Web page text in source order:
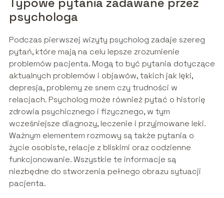
psychologa
Podczas pierwszej wizyty psycholog zadaje szereg
pytań, które mają na celu lepsze zrozumienie
problemów pacjenta. Mogą to być pytania dotyczące
aktualnych problemów i objawów, takich jak lęki,
depresja, problemy ze snem czy trudności w
relacjach. Psycholog może również pytać o historię
zdrowia psychicznego i fizycznego, w tym
wcześniejsze diagnozy, leczenie i przyjmowane leki.
Ważnym elementem rozmowy są także pytania o
życie osobiste, relacje z bliskimi oraz codzienne
funkcjonowanie. Wszystkie te informacje są
niezbędne do stworzenia pełnego obrazu sytuacji
pacjenta.